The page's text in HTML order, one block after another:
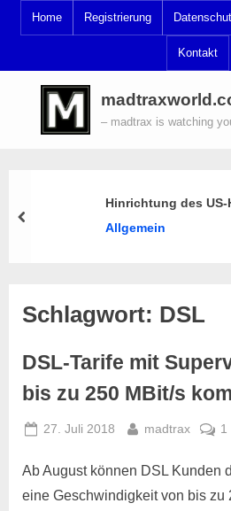
Home Registrierung
Kontakt
– madtrax is watching
Hinrichtung des
Allgemein
prev
Schlagwort: DSL
DSL-Tarife mit
bis zu 250 MBit/s
Posted
27. Juli 2018 By
madtrax 1
Ab August können DSL Kunden
eine Geschwindigkeit von bis zu